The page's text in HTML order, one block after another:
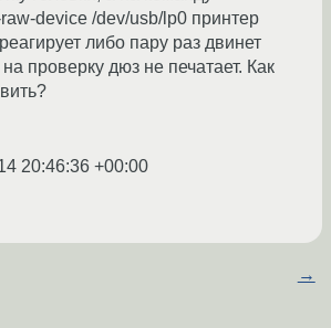
device /dev/usb/lp0 принтер
либо пару раз двинет
проверку дюз не печатает. Как
20:46:36 +00:00
→